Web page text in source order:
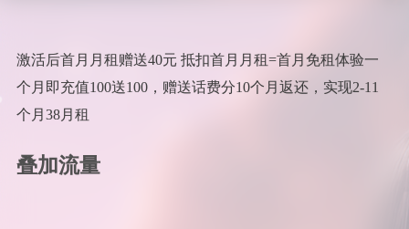
激活后首月月租赠送40元 抵扣首月月租=首月免租体验一
个月即充值100送100，赠送话费分10个月返还，实现2-11
个月38月租
叠加流量